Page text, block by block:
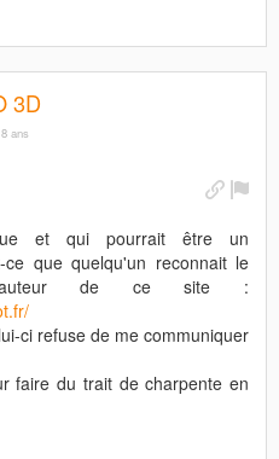
3D
ans
et qui pourrait être un
que quelqu'un reconnait le
de ce site :
ci refuse de me communiquer
faire du trait de charpente en